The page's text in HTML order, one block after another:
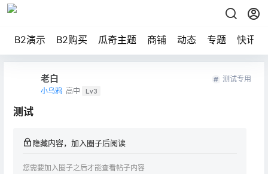
B2演示 B2购买 瓜奇主题 商铺 动态 专题 快讯
老白
小乌鸦 高中 Lv3
测试专用
测试
隐藏内容，加入圈子后阅读
您需要加入圈子之后才能查看帖子内容